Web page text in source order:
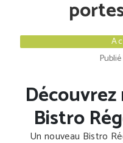
Bistro
Un nouveau Bistro